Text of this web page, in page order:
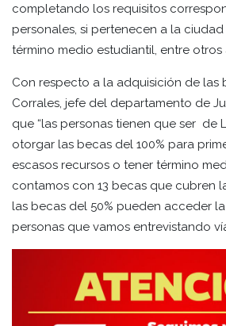
completando los requisitos
personales, si pertenecen a la
término medio estudiantil, entre otros
Con respecto a la adquisición de las
Corrales, jefe del departamento de
que “las personas tienen que ser de
otorgar las becas del 100% para
escasos recursos o tener término
contamos con 13 becas que cubren
las becas del 50% pueden acceder
personas que vamos entrevistando